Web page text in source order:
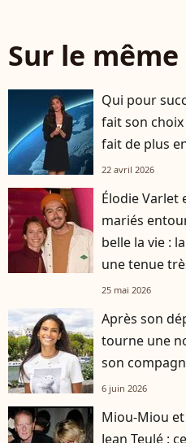
Sur le
Qui pour
fait son
fait de plus
22 avril 2026
Élodie Varlet
mariés
belle la vie :
une tenue
25 mai 2026
Après son
tourne une
son
6 juin 2026
Miou-Miou
Jean Teulé :